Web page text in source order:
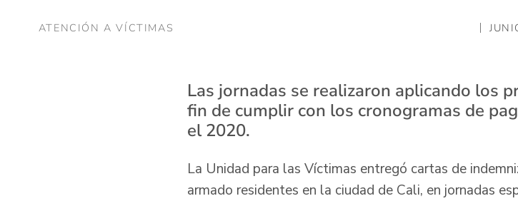
ATENCIÓN A VÍCTIMAS
Las jornadas se realizaron aplicando los
fin de cumplir con los cronogramas de
el 2020.
La Unidad para las Víctimas entregó cartas de
armado residentes en la ciudad de Cali, en jornadas